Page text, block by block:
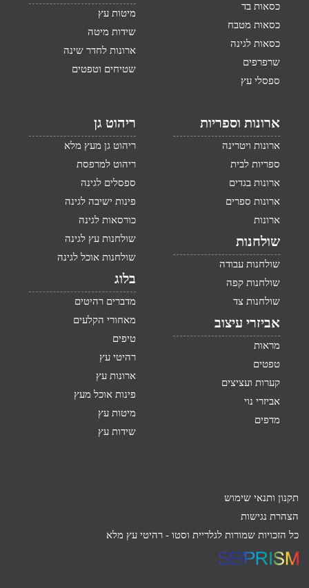
כסאות בד
כסאות מטבח
כסאות לגינה
שרפרפים
ספסלי עץ
מיטות עץ
שידות מיטה
ארונות לחדר שינה
שטיחים וטפטים
ארונות וספריות
ארונות ויטרינה
ספריות לבית
ארונות בגדים
ארונות ספרים
ארונות
שולחנות
שולחנות עבודה
שולחנות קפה
שולחנות צד
אביזרי עיצוב
מראות
טפטים
קערות ועציצים
אביזרי נוי
מדפים
ריהוט גן
ריהוט גן מעץ מלא
ריהוט למרפסת
ספסלים לגינה
פינות ישיבה לגינה
כורסאות לגינה
שולחנות עץ לגינה
שולחנות אוכל לגינה
בלוג
מדברים רהיטים
מאחורי הקלעים
טיפים
רהיטי עץ
ארונות עץ
פינות אוכל מעץ
מיטות עץ
שידות עץ
תקנון ותנאי שימוש
הצהרת נגישות
כל הזכויות שמורות לגלריית וסטו - רהיטי עץ מלא